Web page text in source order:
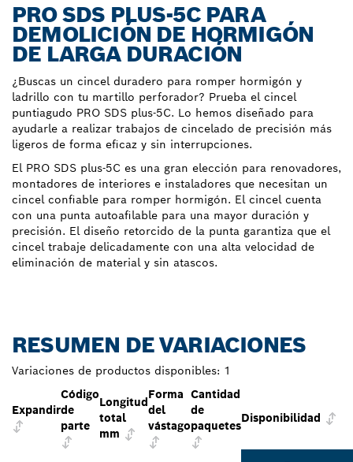
PRO SDS PLUS-5C PARA
DEMOLICIÓN DE HORMIGÓN
DE LARGA DURACIÓN
¿Buscas un cincel duradero para romper hormigón y
ladrillo con tu martillo perforador? Prueba el cincel
puntiagudo PRO SDS plus-5C. Lo hemos diseñado para
ayudarle a realizar trabajos de cincelado de precisión más
ligeros de forma eficaz y sin interrupciones.
El PRO SDS plus-5C es una gran elección para renovadores,
montadores de interiores e instaladores que necesitan un
cincel confiable para romper hormigón. El cincel cuenta
con una punta autoafilable para una mayor duración y
precisión. El diseño retorcido de la punta garantiza que el
cincel trabaje delicadamente con una alta velocidad de
eliminación de material y sin atascos.
RESUMEN DE VARIACIONES
Variaciones de productos disponibles: 1
Expandir
Código
de
parte
Longitud
total
mm
Forma
del
vástago
Cantidad
de
paquetes
Disponibilidad